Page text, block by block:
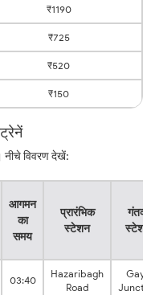
₹1190
₹725
₹520
₹150
नीचे विवरण देखें:
आगमन
का
समय
प्रारंभिक
स्टेशन
गंतव्य
स्टेशन
03:40
Hazaribagh
Road
Gaya